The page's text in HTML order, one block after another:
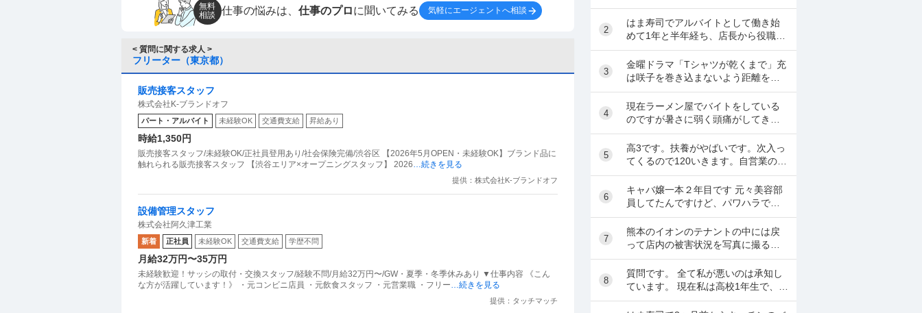
無料
相談
仕事の悩みは、 仕事のプロに聞いてみる 気軽にエージェントへ相談
< 質問に関する求人 >
フリーター（東京都）
販売接客スタッフ
株式会社K-ブランドオフ
パート・アルバイト 未経験OK 交通費支給 昇給あり
時給1,350円
販売接客スタッフ/未経験OK/正社員登用あり/社会保険完備/渋谷区 【2026年5月OPEN・未経験OK】ブランド品に
触れられる販売接客スタッフ 【渋谷エリア×オープニングスタッフ】 2026…続きを見る
提供：株式会社K-ブランドオフ
設備管理スタッフ
株式会社阿久津工業
新着 正社員 未経験OK 交通費支給 学歴不問
月給32万円〜35万円
未経験歓迎！サッシの取付・交換スタッフ/経験不問/月給32万円〜/GW・夏季・冬季休みあり ▼仕事内容 《こん
な方が活躍しています！》 ・元コンビニ店員 ・元飲食スタッフ ・元営業職 ・フリー…続きを見る
提供：タッチマッチ
りたくないです。 体調も悪いし早退
したいです。 電話したのですが通話
中で一生繋がらなくて...
2
はま寿司でアルバイトとして働き始
めて1年と半年経ち、店長から役職に
あげると言われ、研修の日時が決ま
ったらまた伝えると言われて1ヶ月が
経ちました。 自分は心...
3
金曜ドラマ「Tシャツが乾くまで」充
は咲子を巻き込まないよう距離を置
いたように見えますが、だとしたら
どんなケースが考えられますか？ ①
大恩人を一人で養わな...
4
現在ラーメン屋でバイトをしている
のですが暑さに弱く頭痛がしてきて
しまいます。 とは言えシフトを短時
間にしてしまうとあまり稼げないの
でバイトを変えたいと思っ...
5
高3です。扶養がやばいです。次入っ
てくるので120いきます。自営業の手
渡しで扶養関係ないバイト紹介して
ください。大阪市です
6
キャバ嬢一本２年目です 元々美容部
員してたんですけど、パワハラでや
めてなかなか復帰できずにキャバを
やっています 昼間の仕事復帰したい
のですが、またパワハラ...
7
熊本のイオンのテナントの中には戻
って店内の被害状況を写真に撮るよ
う従業員が指示された所があったと
言われます。事実ですか。テナント
名は分かりますか。
8
質問です。 全て私が悪いのは承知し
ています。 現在私は高校1年生で、某
寿司チェーン店バイトをの面接を受